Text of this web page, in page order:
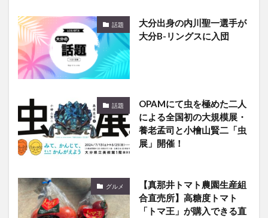
話題
大分出身の内川聖一選手が
大分B-リングスに入団
話題
OPAMにて虫を極めた二人
による全国初の大規模展・
養老孟司と小檜山賢二「虫
展」開催！
グルメ
【真那井トマト農園生産組
合直売所】高糖度トマト
「トマ王」が購入できる直